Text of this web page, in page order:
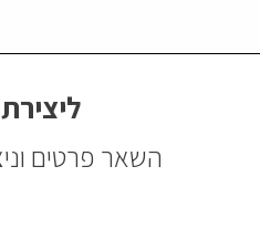
השאר פרטים